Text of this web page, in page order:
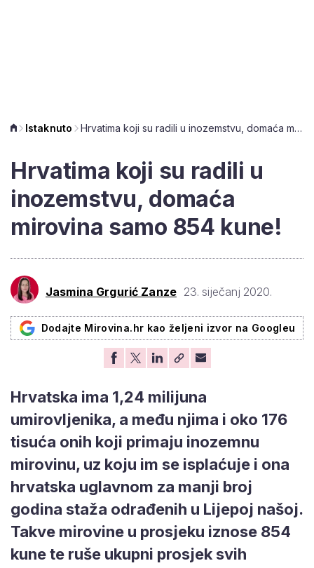
Istaknuto Hrvatima koji su radili u inozemstvu, domaća mirovina samo 854 kune!
Hrvatima koji su radili u
inozemstvu, domaća
mirovina samo 854 kune!
Jasmina Grgurić Zanze 23. siječanj 2020.
Dodajte Mirovina.hr kao željeni izvor na Googleu
Hrvatska ima 1,24 milijuna
umirovljenika, a među njima i oko 176
tisuća onih koji primaju inozemnu
mirovinu, uz koju im se isplaćuje i ona
hrvatska uglavnom za manji broj
godina staža odrađenih u Lijepoj našoj.
Takve mirovine u prosjeku iznose 854
kune te ruše ukupni prosjek svih